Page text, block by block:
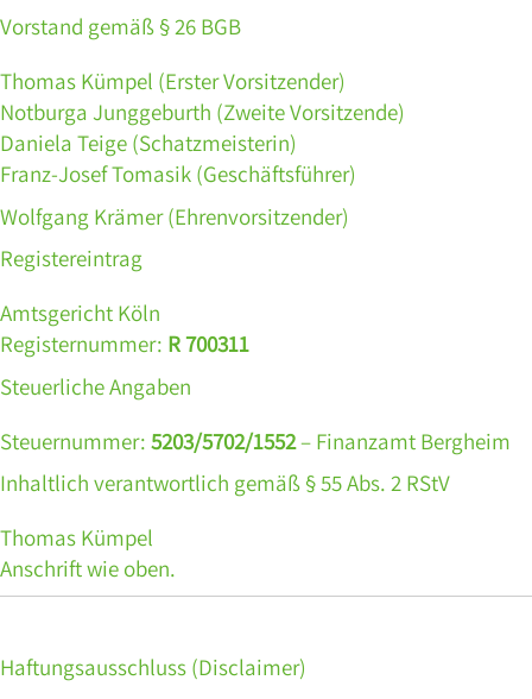
Vorstand gemäß § 26 BGB
Thomas Kümpel (Erster Vorsitzender)
Notburga Junggeburth (Zweite Vorsitzende)
Daniela Teige (Schatzmeisterin)
Franz-Josef Tomasik (Geschäftsführer)
Wolfgang Krämer (Ehrenvorsitzender)
Registereintrag
Amtsgericht Köln
Registernummer: R 700311
Steuerliche Angaben
Steuernummer: 5203/5702/1552– Finanzamt Bergheim
Inhaltlich verantwortlich gemäß § 55 Abs. 2 RStV
Thomas Kümpel
Anschrift wie oben.
Haftungsausschluss (Disclaimer)